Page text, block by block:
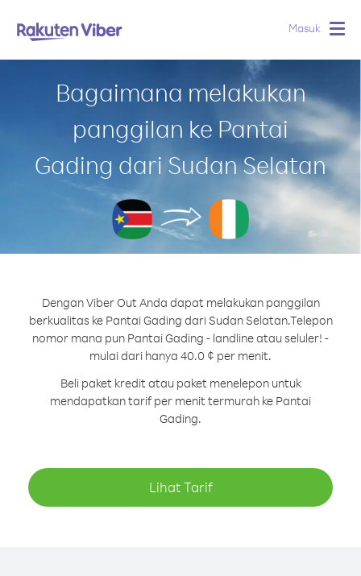
Masuk
Bagaimana melakukan
panggilan ke Pantai
Gading dari Sudan Selatan
Dengan Viber Out Anda dapat melakukan panggilan
berkualitas ke Pantai Gading dari Sudan Selatan.Telepon
nomor mana pun Pantai Gading - landline atau seluler! -
mulai dari hanya 40.0 ¢ per menit.
Beli paket kredit atau paket menelepon untuk
mendapatkan tarif per menit termurah ke Pantai
Gading.
Lihat Tarif